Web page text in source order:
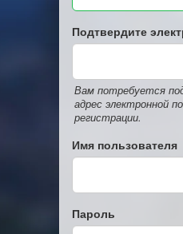
Подтвердите
Вам потребуется
адрес электронной
регистрации.
Имя пользователя
Пароль